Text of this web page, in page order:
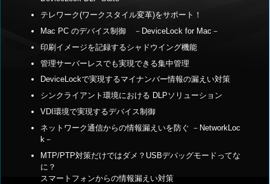
テレワーク(ワークスタイル変革)をサポート！
Mac PC のデバイス制御 －DeviceLock for Mac－
印刷イメージを記録するシャドウイング機能
管理サーバーレスでも実現できる集中管理
DeviceLockで実現するマイナンバー情報の漏えい対策
シンクライアント環境における DLPソリューション
VDI環境で実現するデバイス制御
ネットワーク通信からの情報漏えいを防ぐ －NetworkLoc
k－
MTP/PTP対策だけではダメ？USBデバッグモードってな
に？
スマートフォンからの情報漏えい対策